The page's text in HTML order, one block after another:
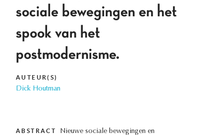
sociale bewegingen en het
spook van het
postmodernisme.
AUTEUR(S)
Dick Houtman
ABSTRACT
Nieuwe sociale bewegingen en